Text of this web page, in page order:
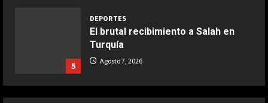
5
COCINA
Ternera guisada con senderuelas
5
DEPORTES
El brutal recibimiento a Salah en
Turquía
Agosto 7, 2026